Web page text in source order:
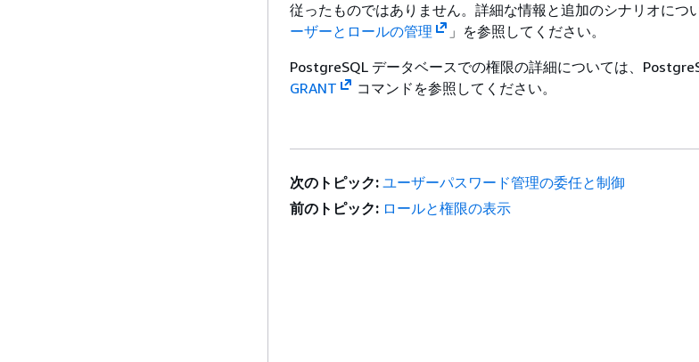
従ったものではありません。詳細な情報と追加のシナリオにつ
ーザーとロールの管理
」を参照してください。
PostgreSQL データベースでの権限の詳細については、
GRANT
コマンドを参照してください。
次のトピック: ユーザーパスワード管理の委任と制御
前のトピック: ロールと権限の表示